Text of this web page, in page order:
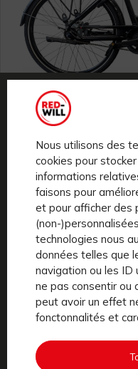
Nous utilisons des
cookies pour
informations
faisons pour
et pour afficher des
(non-
technologies nous
données telles que
navigation ou les ID
ne pas consentir ou
peut avoir un effet
fonctonnalités et
ECITY
Le RED-WILL le plus
confort RED-WILL,
se distinguer. Grâce
ÇA